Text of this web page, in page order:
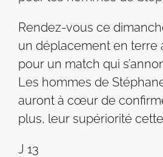
Rendez-vous ce
un déplacement en terre
pour un match qui
Les hommes de
auront à cœur de
plus, leur supériorité
J 13